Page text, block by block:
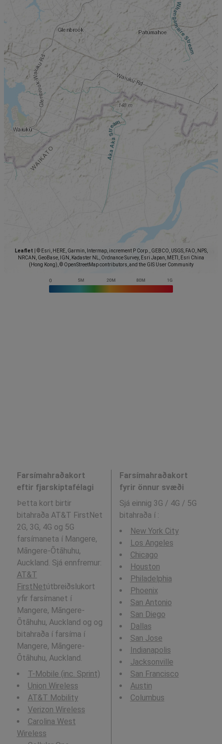
Leaflet
© Esri, HERE, Garmin, Intermap, increment P Corp., GEBCO, USGS, FAO, NPS,
NRCAN, GeoBase, IGN, Kadaster NL, Ordnance Survey, Esri Japan, METI, Esri China
(Hong Kong), © OpenStreetMap contributors, and the GIS User Community
Farsímahraðakort
eftir fjarskiptafélagi
Þetta kort birtir
bitahraða AT&T FirstNet
2G, 3G, 4G og 5G
farsímaneta í Mangere,
Māngere-Ōtāhuhu,
Auckland. Sjá ennfremur:
AT&T
FirstNetútbreiðslukort
yfir farsímanet í
Mangere, Māngere-
Ōtāhuhu, Auckland og og
bitahraða í farsíma í
Mangere, Māngere-
Ōtāhuhu, Auckland.
T-Mobile (inc. Sprint)
Union Wireless
AT&T Mobility
Verizon Wireless
Carolina West
Wireless
Farsímahraðakort
fyrir önnur svæði
Sjá einnig 3G / 4G / 5G
bitahraða í :
New York City
Los Angeles
Chicago
Houston
Philadelphia
Phoenix
San Antonio
San Diego
Dallas
San Jose
Indianapolis
Jacksonville
San Francisco
Austin
Columbus